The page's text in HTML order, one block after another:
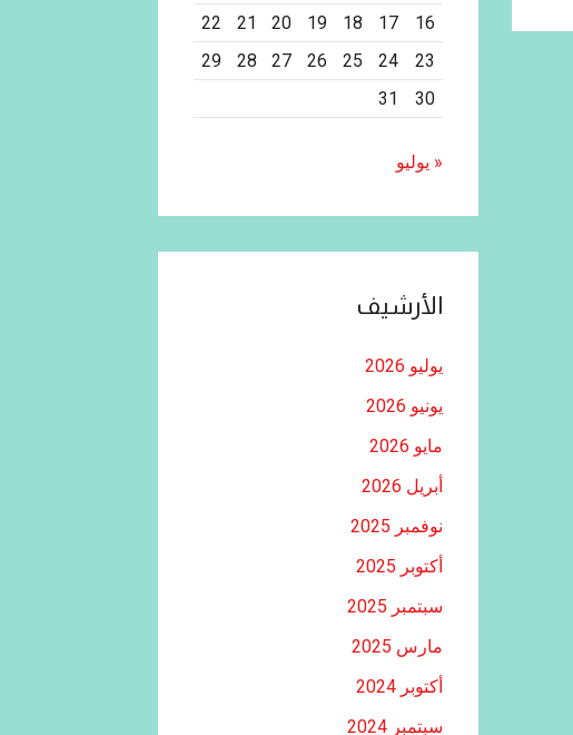
16
17
18
19
20
21
22
23
24
25
26
27
28
29
30
31
« يوليو
الأرشيف
يوليو 2026
يونيو 2026
مايو 2026
أبريل 2026
نوفمبر 2025
أكتوبر 2025
سبتمبر 2025
مارس 2025
أكتوبر 2024
سبتمبر 2024